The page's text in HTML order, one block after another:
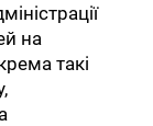
на
такі